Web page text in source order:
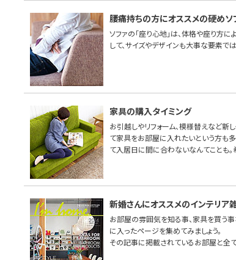
腰痛持ちの方にオススメの硬めソ
ソファの「座り心地」は、体格や座り方に
して、サイズやデザインも大事な要素で
家具の購入タイミング
お引越しやリフォーム、模様替えなど新
て家具をお部屋に入れたいという方も多
て入居日に間に合わないなんてことも
新婚さんにオススメのインテリア
お部屋の雰囲気を知る事、家具を買う事
に入ったページを集めてみましょう。
その記事に掲載されているお部屋と全